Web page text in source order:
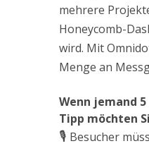
mehrere
Honeycomb-
wird. Mit
Menge an
Wenn jemand
Tipp möchten
🎙️ Besucher